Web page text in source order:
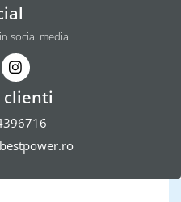
social media
clienti